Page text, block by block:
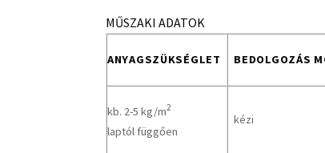
MŰSZAKI ADATOK
ANYAGSZÜKSÉGLET BEDOLGOZÁS
kb. 2-5 kg/m2
laptól függően
kézi